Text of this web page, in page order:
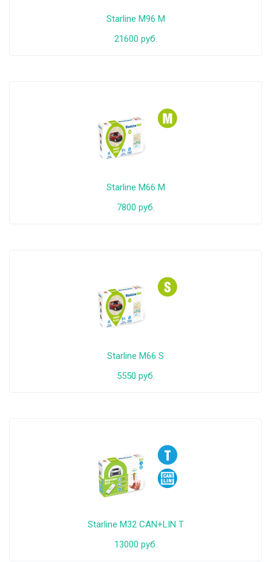
Starline M96 M
21600 руб.
Starline M66 M
7800 руб.
Starline M66 S
5550 руб.
Starline M32 CAN+LIN T
13000 руб.